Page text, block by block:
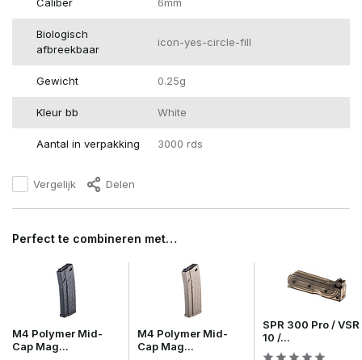
Caliber 6mm
Biologisch
afbreekbaar
icon-yes-circle-fill
Gewicht 0.25g
Kleur bb White
Aantal in verpakking 3000 rds
Vergelijk Delen
Perfect te combineren met…
M4 Polymer Mid-
Cap Mag...
M4 Polymer Mid-
Cap Mag...
SPR 300 Pro / VSR
10 /...